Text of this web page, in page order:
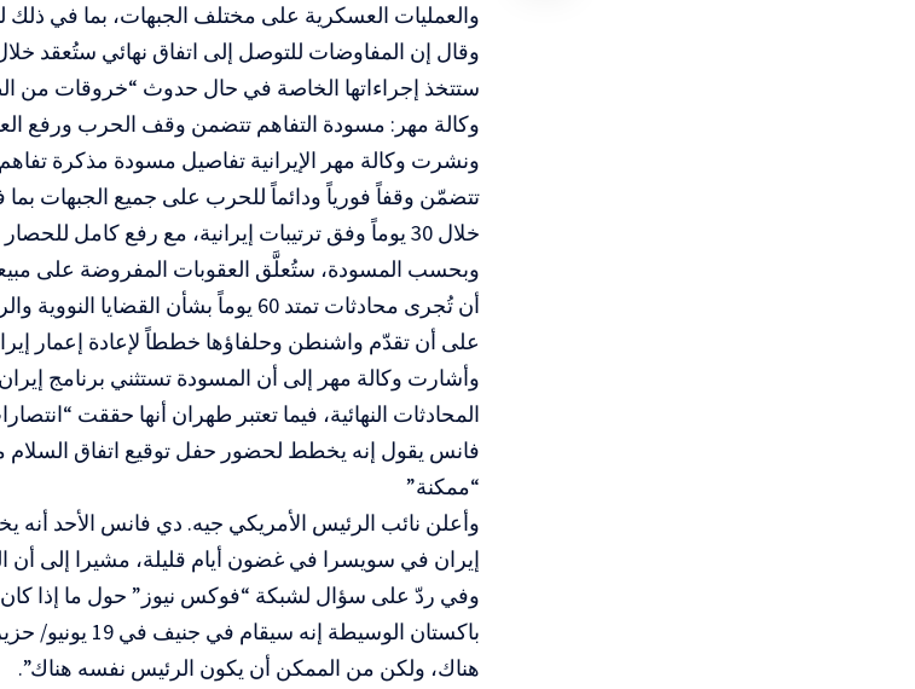
والعمليات العسكرية على مختلف الجبهات، بما في ذلك
ستتخذ إجراءاتها الخاصة في حال حدوث “خروقات من
وكالة مهر: مسودة التفاهم تتضمن وقف الحرب ورفع
تتضمّن وقفاً فورياً ودائماً للحرب على جميع الجبهات
خلال 30 يوماً وفق ترتيبات إيرانية، مع رفع كامل للحصار البحري الأمريكي خلال الفترة نفسها.
وبحسب المسودة، ستُعلَّق العقوبات المفروضة على
أن تُجرى محادثات تمتد 60 يوماً بشأن
على أن تقدّم واشنطن وحلفاؤها خططاً لإعادة إعمار إيران بقيمة لا
وأشارت وكالة مهر إلى أن المسودة تستثني برنامج
المحادثات النهائية، فيما تعتبر طهران أنها حققت
فانس يقول إنه يخطط لحضور حفل توقيع اتفاق
“ممكنة”
وأعلن نائب الرئيس الأمريكي جيه. دي فانس الأحد
إيران في سويسرا في غضون أيام قليلة، مشيرا إلى أن
وفي ردّ على سؤال لشبكة “فوكس نيوز” حول ما إذا
باكستان
هناك، ولكن من الممكن أن يكون الرئيس نفسه هناك”.